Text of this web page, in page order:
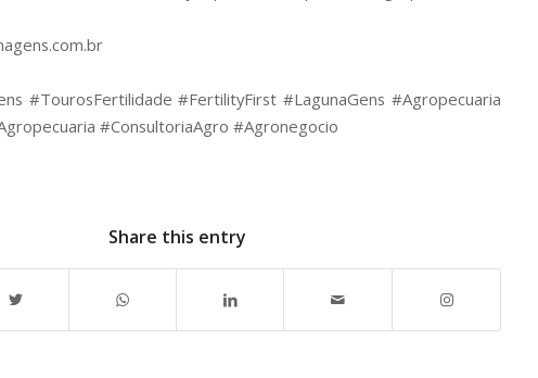
#TourosFertilidade #FertilityFirst #LagunaGens #Agropecuaria
#ConsultoriaAgro #Agronegocio
Share this entry